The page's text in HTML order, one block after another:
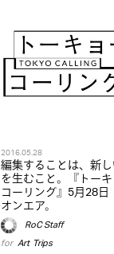
2016.05.28
編集することは、新
を生むこと。『トー
コーリング』5月28日
オンエア。
RoC Staff
for Art, Trips